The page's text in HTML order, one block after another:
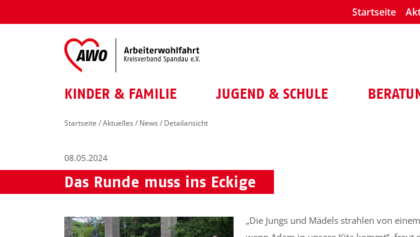
Startseite
KINDER & FAMILIE JUGEND & SCHULE
Startseite /Aktuelles / News / Detailansicht
08.05.2024
Das Runde muss ins Eckige
„Die Jungs und Mädels strahlen von